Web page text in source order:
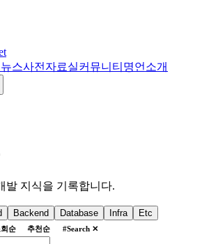
뉴스사전 자료실커뮤니티 명언 소개
발 지식을 기록합니다.
Backend Database Infra Etc
회순 추천순 #Search ✕